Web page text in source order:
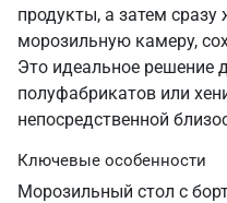
продукты, а затем
морозильную камеру,
Это идеальное решение
полуфабрикатов или
непосредственной
Ключевые особенности
Морозильный стол с